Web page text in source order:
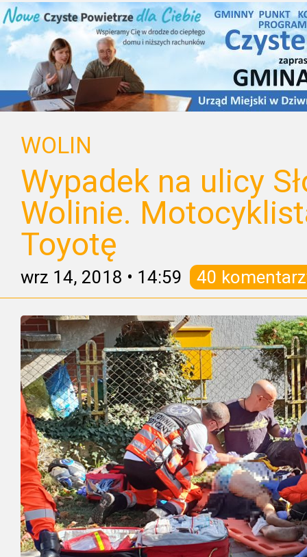
WOLIN
Wypadek na ulicy
Wolinie.
Toyotę
wrz 14, 2018 • 14:59 40